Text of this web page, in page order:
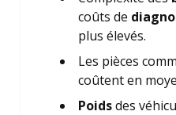
coûts de
plus élevés.
Les pièces
coûtent en
Poidsdes